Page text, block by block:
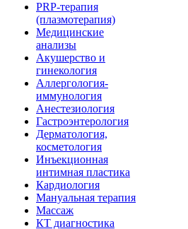
PRP-терапия
(плазмотерапия)
Медицинские
анализы
Акушерство и
гинекология
Аллергология-
иммунология
Анестезиология
Гастроэнтерология
Дерматология,
косметология
Инъекционная
интимная пластика
Кардиология
Мануальная терапия
Массаж
КТ диагностика